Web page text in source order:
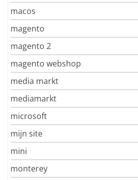
macos
magento
magento 2
magento webshop
media markt
mediamarkt
microsoft
mijn site
mini
monterey